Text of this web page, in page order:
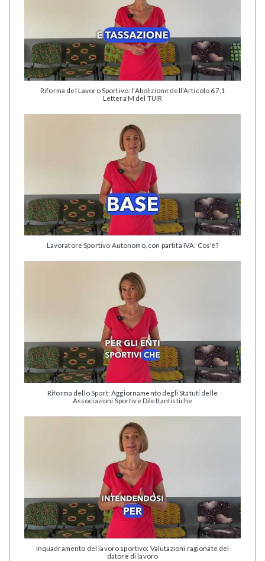
Riforma del Lavoro Sportivo: l'Abolizione dell'Articolo 67,1
Lettera M del TUIR
Lavoratore Sportivo Autonomo, con partita IVA: Cos'è?
Riforma dello Sport: Aggiornamento degli Statuti delle
Associazioni Sportive Dilettantistiche
Inquadramento del lavoro sportivo: Valutazioni ragionate del
datore di lavoro